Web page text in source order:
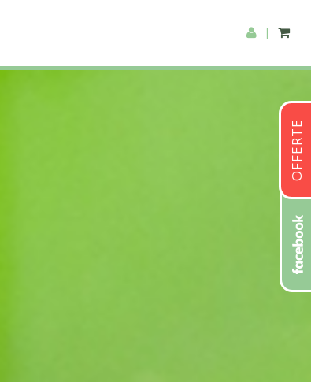
OFFERTE